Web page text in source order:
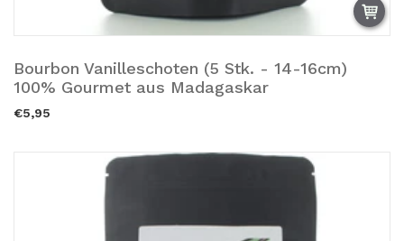
Bourbon Vanilleschoten (5 Stk. - 14-16cm)
100% Gourmet aus Madagaskar
Añadir a la cesta.
€5,95